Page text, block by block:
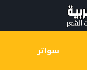
سواتر